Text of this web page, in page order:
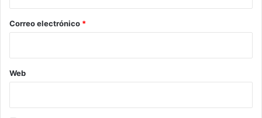
*
Correo electrónico *
Web